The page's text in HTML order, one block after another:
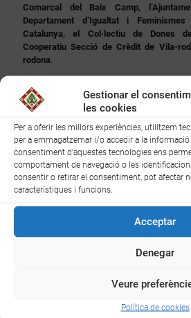
Gestionar el
les cookies
Per a oferir les millors experiències, utilitzem
per a emmagatzemar i/o accedir a la
consentiment d'aquestes tecnologies ens
comportament de navegació o les
consentir o retirar el consentiment, pot afectar
característiques i funcions.
Acceptar
Denegar
Veure
Política de cookies
Comarcal del Baix Camp,
Departament d’Igualtat i
Catalunya, el Col·lectiu de Dones
Cooperatiu Secció de Crèdit de Vila-
rodona.